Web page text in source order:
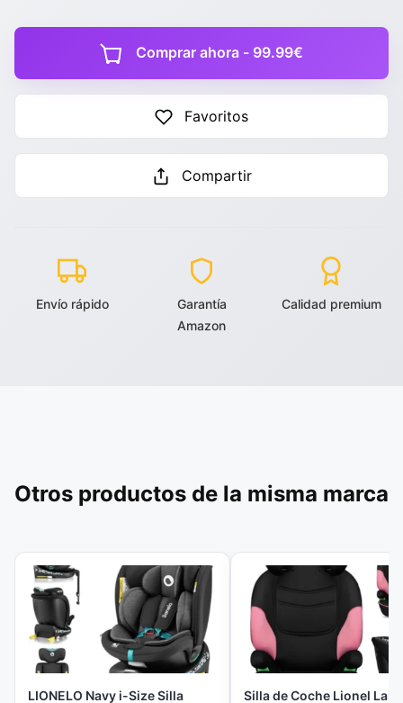
Comprar ahora - 99.99€
Favoritos
Compartir
Envío rápido
Garantía
Amazon
Calidad premium
Otros productos de la misma marca
LIONELO Navy i-Size Silla Silla de Coche Lionel